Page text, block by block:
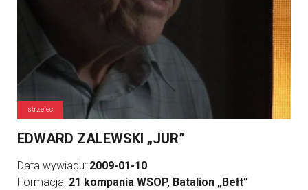
strzelec
EDWARD ZALEWSKI „JUR”
Data wywiadu: 2009-01-10
Formacja: 21 kompania WSOP, Batalion „Bełt”